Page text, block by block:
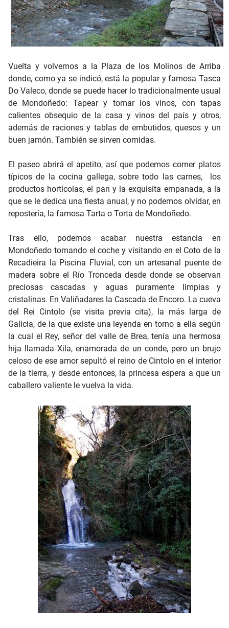
Vuelta y volvemos a la Plaza de los Molinos de Arriba
donde, como ya se indicó, está la popular y famosa Tasca
Do Valeco, donde se puede hacer lo tradicionalmente usual
de Mondoñedo: Tapear y tomar los vinos, con tapas
calientes obsequio de la casa y vinos del país y otros,
además de raciones y tablas de embutidos, quesos y un
buen jamón. También se sirven comidas.
El paseo abrirá el apetito, así que podemos comer platos
típicos de la cocina gallega, sobre todo las carnes, los
productos hortícolas, el pan y la exquisita empanada, a la
que se le dedica una fiesta anual, y no podemos olvidar, en
repostería, la famosa Tarta o Torta de Mondoñedo.
Tras ello, podemos acabar nuestra estancia en
Mondoñedo tomando el coche y visitando en el Coto de la
Recadieira la Piscina Fluvial, con un artesanal puente de
madera sobre el Río Tronceda desde donde se observan
preciosas cascadas y aguas puramente limpias y
cristalinas. En Valiñadares la Cascada de Encoro. La cueva
del Rei Cintolo (se visita previa cita), la más larga de
Galicia, de la que existe una leyenda en torno a ella según
la cual el Rey, señor del valle de Brea, tenía una hermosa
hija llamada Xila, enamorada de un conde, pero un brujo
celoso de ese amor sepultó el reino de Cintolo en el interior
de la tierra, y desde entonces, la princesa espera a que un
caballero valiente le vuelva la vida.